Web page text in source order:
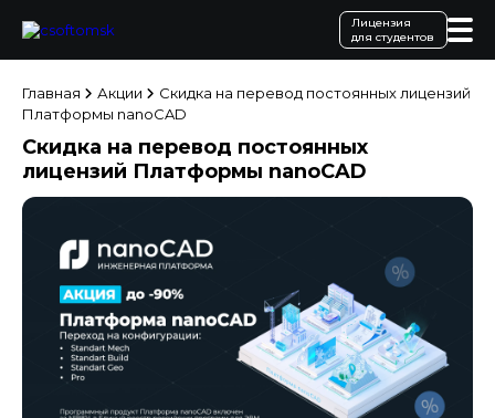
Лицензия
для студентов
Главная Акции
Скидка на перевод постоянных лицензий
Платформы nanoCAD
Скидка на перевод постоянных
лицензий Платформы nanoCAD